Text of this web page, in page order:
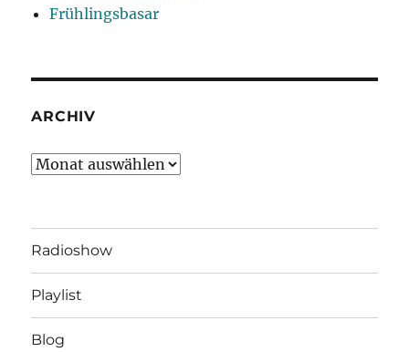
Frühlingsbasar
ARCHIV
Archiv
Radioshow
Playlist
Blog